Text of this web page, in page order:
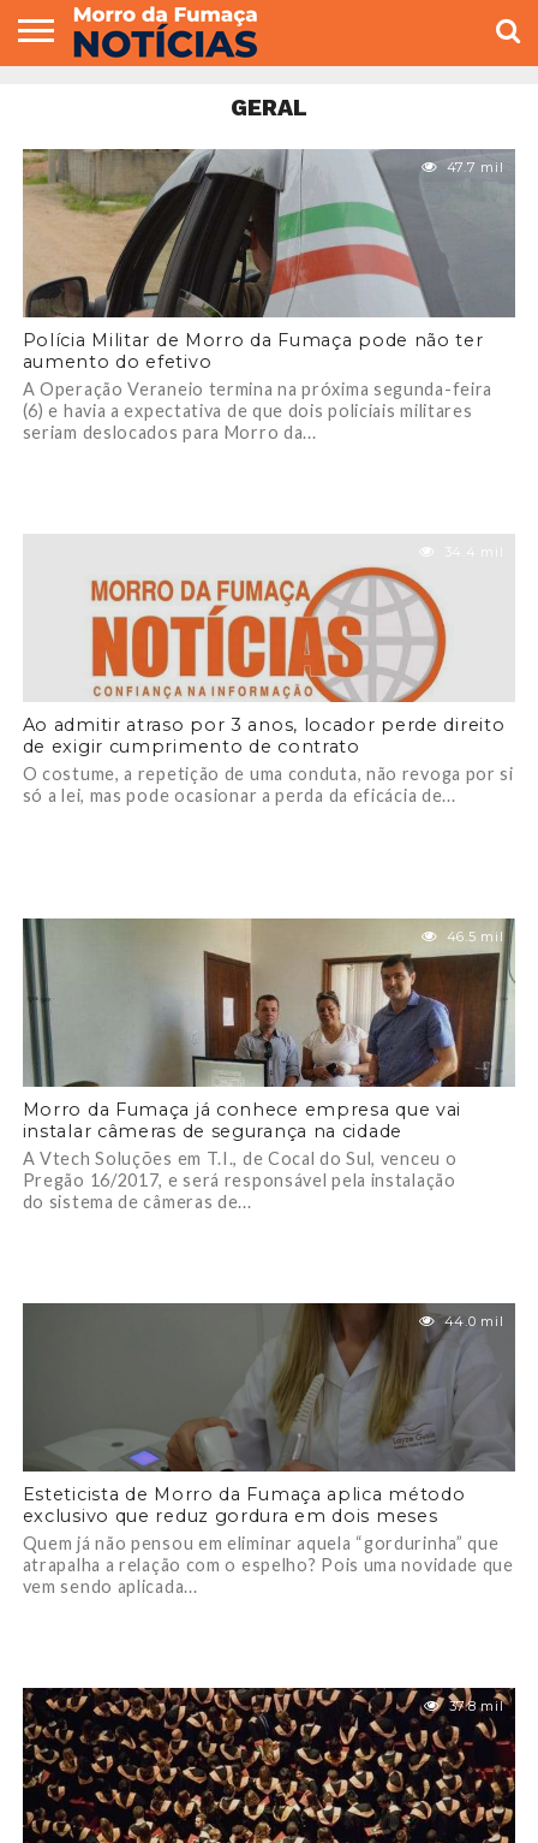
GERAL
47.7 mil
Polícia Militar de Morro da Fumaça pode não ter
aumento do efetivo
A Operação Veraneio termina na próxima segunda-feira
(6) e havia a expectativa de que dois policiais militares
seriam deslocados para Morro da...
34.4 mil
Ao admitir atraso por 3 anos, locador perde direito
de exigir cumprimento de contrato
O costume, a repetição de uma conduta, não revoga por si
só a lei, mas pode ocasionar a perda da eficácia de...
46.5 mil
Morro da Fumaça já conhece empresa que vai
instalar câmeras de segurança na cidade
A Vtech Soluções em T.I., de Cocal do Sul, venceu o
Pregão 16/2017, e será responsável pela instalação
do sistema de câmeras de...
44.0 mil
Esteticista de Morro da Fumaça aplica método
exclusivo que reduz gordura em dois meses
Quem já não pensou em eliminar aquela “gordurinha” que
atrapalha a relação com o espelho? Pois uma novidade que
vem sendo aplicada...
37.8 mil